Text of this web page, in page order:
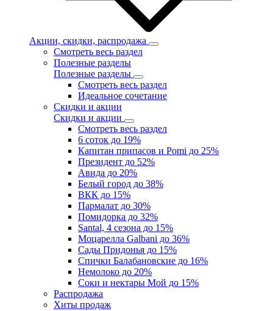
Акции, скидки, распродажа
Смотреть весь раздел
Полезные разделы
Полезные разделы
Смотреть весь раздел
Идеальное сочетание
Скидки и акции
Скидки и акции
Смотреть весь раздел
6 соток до 19%
Капитан припасов и Pomi до 25%
Президент до 52%
Авида до 20%
Белый город до 38%
ВКК до 15%
Пармалат до 30%
Помидорка до 32%
Santal, 4 сезона до 15%
Моцарелла Galbani до 36%
Сады Придонья до 15%
Спички Балабановские до 16%
Немолоко до 20%
Соки и нектары Мой до 15%
Распродажа
Хиты продаж